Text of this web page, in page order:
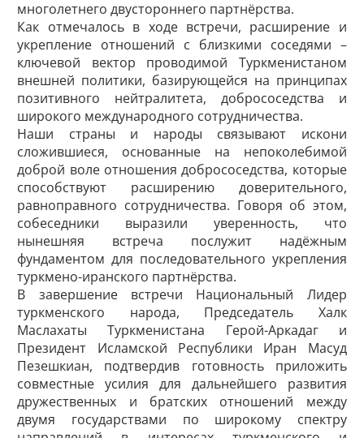
многолетнего двустороннего партнёрства.
Как отмечалось в ходе встречи, расширение и
укрепление отношений с близкими соседями –
ключевой вектор проводимой Туркменистаном
внешней политики, базирующейся на принципах
позитивного нейтралитета, добрососедства и
широкого международного сотрудничества.
Наши страны и народы связывают искони
сложившиеся, основанные на непоколебимой
доброй воле отношения доб­рососедства, которые
способствуют расширению доверительного,
равноправного сотрудничества. Говоря об этом,
собеседники выразили уверенность, что
нынешняя встреча послужит надёжным
фундаментом для последовательного укрепления
туркмено-иранского партнёрства.
В завершение встречи Национальный Лидер
туркменского народа, Председатель Халк
Маслахаты Туркменистана Герой-Аркадаг и
Президент Исламской Республики Иран Масуд
Пезешкиан, подтвердив готовность приложить
совместные усилия для дальнейшего развития
дружественных и братских отношений между
двумя государствами по широкому спектру